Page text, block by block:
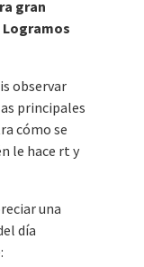
gran
observar
principales
cómo se
le hace rt y
una
día